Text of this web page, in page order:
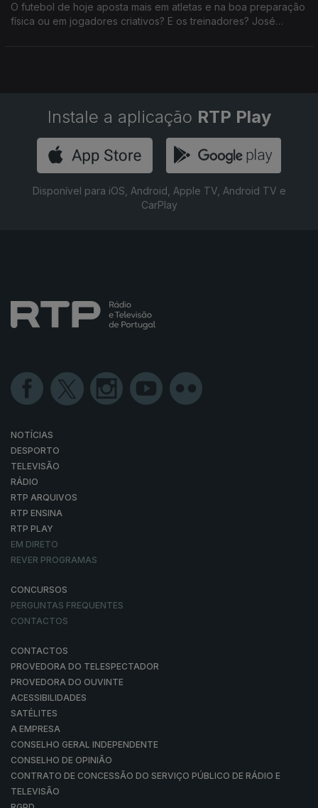
O futebol de hoje aposta mais em atletas e na boa preparação
física ou em jogadores criativos? E os treinadores? José
Instale a aplicação RTP Play
Disponível para iOS, Android, Apple TV, Android TV e
CarPlay
NOTÍCIAS
DESPORTO
TELEVISÃO
RÁDIO
RTP ARQUIVOS
RTP ENSINA
RTP PLAY
EM DIRETO
REVER PROGRAMAS
CONCURSOS
PERGUNTAS FREQUENTES
CONTACTOS
CONTACTOS
PROVEDORA DO TELESPECTADOR
PROVEDORA DO OUVINTE
ACESSIBILIDADES
SATÉLITES
A EMPRESA
CONSELHO GERAL INDEPENDENTE
CONSELHO DE OPINIÃO
CONTRATO DE CONCESSÃO DO SERVIÇO PÚBLICO DE RÁDIO E
TELEVISÃO